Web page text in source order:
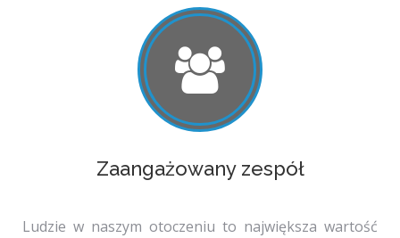
Zaangażowany zespół
Ludzie w naszym otoczeniu to największa wartość